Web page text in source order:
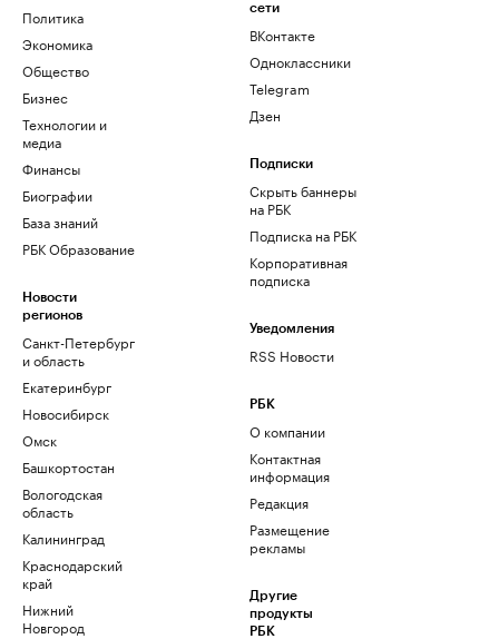
Политика
Экономика
Общество
Бизнес
Технологии и
медиа
Финансы
Биографии
База знаний
РБК Образование
Новости
регионов
Санкт-Петербург
и область
Екатеринбург
Новосибирск
Омск
Башкортостан
Вологодская
область
Калининград
Краснодарский
край
Нижний
Новгород
сети
ВКонтакте
Одноклассники
Telegram
Дзен
Подписки
Скрыть баннеры
на РБК
Подписка на РБК
Корпоративная
подписка
Уведомления
RSS Новости
РБК
О компании
Контактная
информация
Редакция
Размещение
рекламы
Другие
продукты
РБК